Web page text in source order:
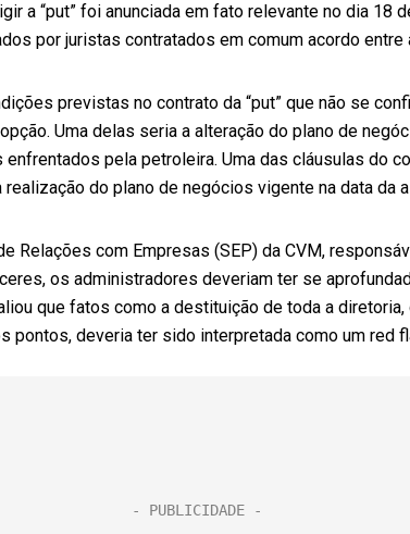
a “put” foi anunciada em fato relevante no dia 18
por juristas contratados em comum acordo entre
previstas no contrato da “put” que não se
Uma delas seria a alteração do plano de
pela petroleira. Uma das cláusulas do
do plano de negócios vigente na data da
Relações com Empresas (SEP) da CVM,
os administradores deveriam ter se
que fatos como a destituição de toda a
pontos, deveria ter sido interpretada como um red